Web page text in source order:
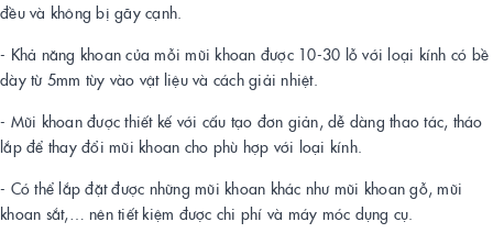
đều và không bị gãy cạnh.
- Khả năng khoan của mỗi mũi khoan được 10-30 lỗ với loại kính có bề
dày từ 5mm tùy vào vật liệu và cách giải nhiệt.
- Mũi khoan được thiết kế với cấu tạo đơn giản, dễ dàng thao tác, tháo
lắp để thay đổi mũi khoan cho phù hợp với loại kính.
- Có thể lắp đặt được những mũi khoan khác như mũi khoan gỗ, mũi
khoan sắt,… nên tiết kiệm được chi phí và máy móc dụng cụ.